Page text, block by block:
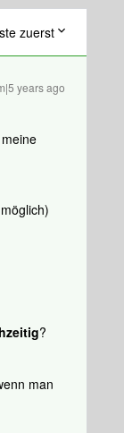
zuerst
years ago
?
man